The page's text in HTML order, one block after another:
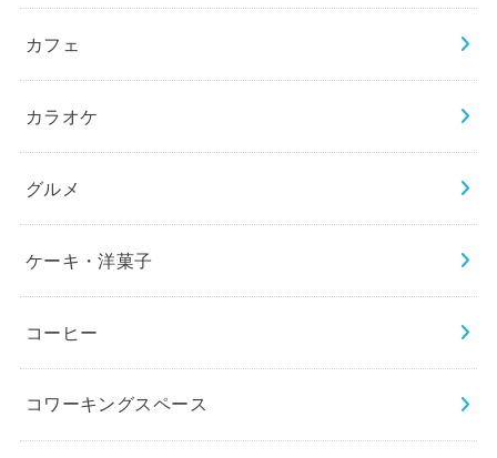
カフェ
カラオケ
グルメ
ケーキ・洋菓子
コーヒー
コワーキングスペース